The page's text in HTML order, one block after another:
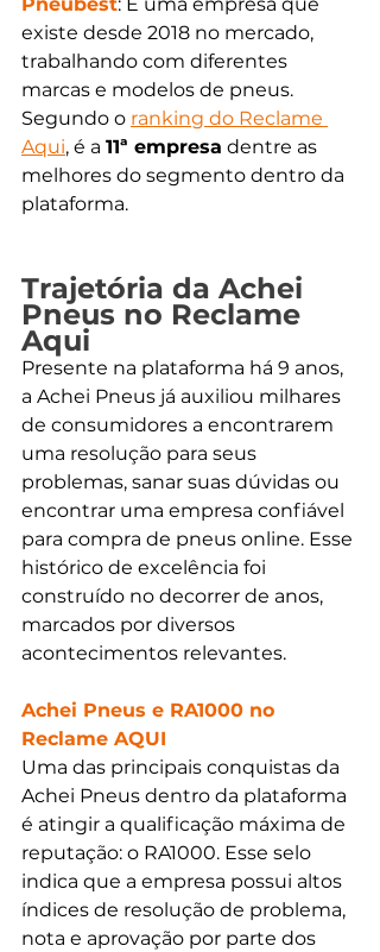
existe desde 2018 no mercado,
trabalhando com diferentes
marcas e modelos de pneus.
Segundo o ranking do Reclame
Aqui, é a 11ª empresa dentre as
melhores do segmento dentro da
plataforma.
Trajetória da Achei
Pneus no Reclame
Aqui
Presente na plataforma há 9 anos,
a Achei Pneus já auxiliou milhares
de consumidores a encontrarem
uma resolução para seus
problemas, sanar suas dúvidas ou
encontrar uma empresa confiável
para compra de pneus online. Esse
histórico de excelência foi
construído no decorrer de anos,
marcados por diversos
acontecimentos relevantes.
Achei Pneus e RA1000 no
Reclame AQUI
Uma das principais conquistas da
Achei Pneus dentro da plataforma
é atingir a qualificação máxima de
reputação: o RA1000. Esse selo
indica que a empresa possui altos
índices de resolução de problema,
nota e aprovação por parte dos